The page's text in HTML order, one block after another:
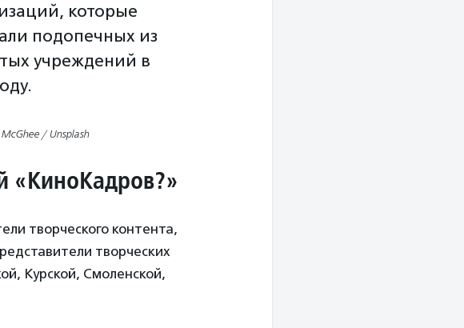
которые
подопечных из
учреждений в
/ Unsplash
«КиноКадров?»
творческого контента,
творческих
Курской, Смоленской,